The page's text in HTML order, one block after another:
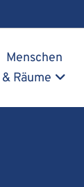
Menschen
& Räume